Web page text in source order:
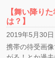
【舞い降り
は？】
2019年5月30日
携帯の待受画